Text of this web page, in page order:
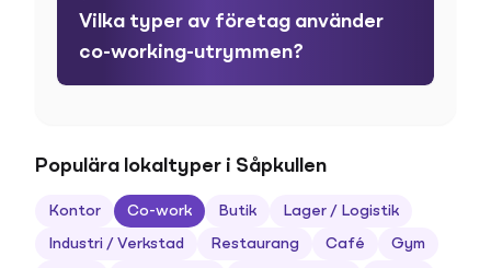
Vilka typer av företag använder
co-working-utrymmen?
Populära lokaltyper i Såpkullen
Kontor Co-work Butik Lager / Logistik
Industri / Verkstad Restaurang Café Gym